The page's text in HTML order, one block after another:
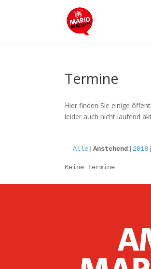
Termine
Hier finden Sie einige
leider auch nicht laufend
Alle Anstehend 2018
Keine Termine